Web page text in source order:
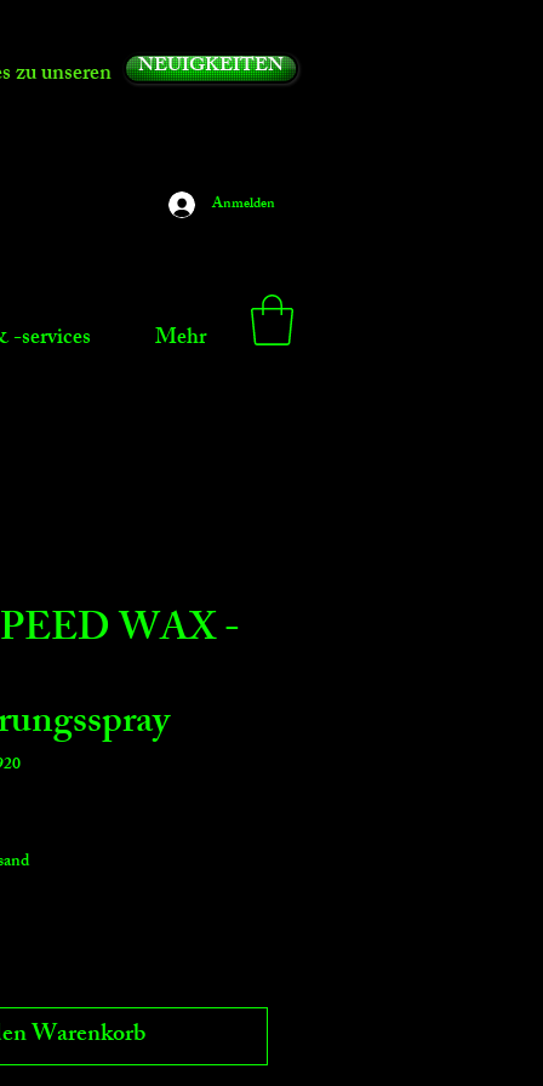
zu unseren NEUIGKEITEN
Anmelden
-services Mehr
WAX -
Warenkorb